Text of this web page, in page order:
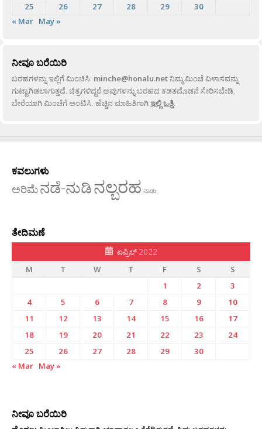
25
26 27 28 29
30
« Mar May »
ನೀವೂ ಬರೆಯಿರಿ
ಬರಹಗಳನ್ನು ಇಲ್ಲಿಗೆ ಮಿಂಚಿಸಿ: minche@honalu.netನಿಮ್ಮ ಮಿಂಚೆ ವಿಳಾಸವನ್ನು
ಗುಟ್ಟಾಗಿಡಲಾಗುತ್ತದೆ. ಚಿತ್ರಗಳಿದ್ದರೆ ಅವುಗಳನ್ನು ಬರಹದ ಕಡತದೊಡನೆ ಸೇರಿಸಬೇಡಿ,
ಬೇರೆಯಾಗಿ ಮಿಂಚೆಗೆ ಅಂಟಿಸಿ. ಹೆಚ್ಚಿನ ಮಾಹಿತಿಗಾಗಿಇಲ್ಲಿ ಒತ್ತಿ.
ಕವಲುಗಳು
ಅರಿಮೆನಡೆ-ನುಡಿನಲ್ಬರಹ ನಾಡು
ತೇದಿಮಣೆ
ಏಪ್ರಿಲ್ 2022
M
T W T F S
S
1
2
3
4
5 6 7 8 9
10
11
12 13 14 15 16
17
18
19 20 21 22 23
24
25
26 27 28 29
30
« Mar May »
ನೀವೂ ಬರೆಯಿರಿ